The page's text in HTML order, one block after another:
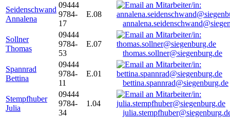
Seidenschwand
Annalena
09444
9784-
17
E.08
Sollner
Thomas
09444
9784-
53
E.07
thomas.sollner@siegenburg.de
Spannrad
Bettina
09444
9784-
11
E.01
bettina.spannrad@siegenburg.de
Stempfhuber
Julia
09444
9784-
34
1.04